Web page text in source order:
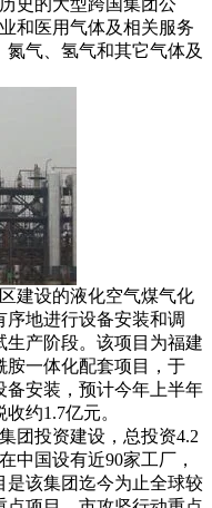
史的大型跨国集团公
和医用气体及相关服务
气、氢气和其它气体及
建设的液化空气煤气化
地进行设备安装和调
产阶段。该项目为福建
胺一体化配套项目，于
备安装，预计今年上半年
约1.7亿元。
团投资建设，总投资4.2
中国设有近90家工厂，
是该集团迄今为止全球较